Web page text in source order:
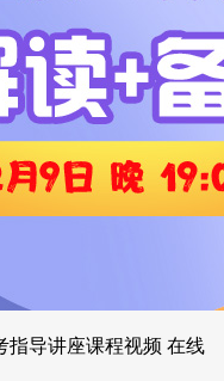
指导讲座课程视频 在线